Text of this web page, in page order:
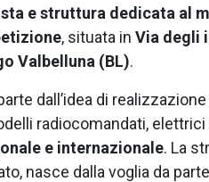
e struttura dedicata al
, situata in Via degli
Valbelluna (BL).
dall’idea di realizzazione
radiocomandati, elettrici
e internazionale. La
nasce dalla voglia da parte